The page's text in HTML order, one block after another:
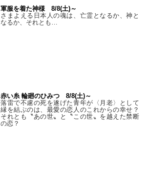
軍服を着た神様 8/8(土)～
さまよえる日本人の魂は、亡霊となるか、神と
なるか、それとも…
赤い糸 輪廻のひみつ 8/8(土)～
落雷で不慮の死を遂げた青年が〈月老〉として
縁を結ぶのは、最愛の恋人のこれからの幸せ？
それとも〝あの世〟と〝この世〟を越えた禁断
の恋？